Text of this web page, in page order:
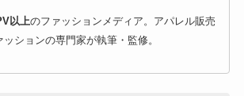
以上のファッションメディア。アパレル販売
ションの専門家が執筆・監修。